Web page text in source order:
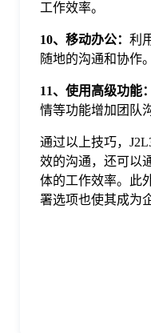
工作效率。
10、移动办公： 利
随地的沟通和协作。
11、使用高级功能：
情等功能增加团队
通过以上技巧，
效的沟通，还可以
体的工作效率。此
署选项也使其成为